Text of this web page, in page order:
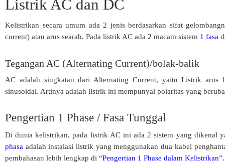
Listrik AC dan DC
Kelistrikan secara umum ada 2 jenis berdasarkan sifat
current) atau arus searah. Pada listrik AC ada 2 macam sistem 1 fasa
Tegangan AC (Alternating Current)/bolak-balik
AC adalah singkatan dari Alternating Current, yaitu Listrik
sinusoidal. Artinya adalah listrik ini mempunyai polaritas yang
Pengertian 1 Phase / Fasa Tunggal
Di dunia kelistrikan, pada listrik AC ini ada 2 sistem yang dikenal
phasa adalah instalasi listrik yang menggunakan dua kabel
pembahasan lebih lengkap di “Pengertian 1 Phase dalam Kelistrikan”.